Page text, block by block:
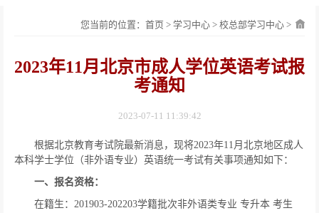
您当前的位置： 首页 > 学习中心 > 校总部学习中心 >
2023年11月北京市成人学位英语考试报
考通知
2023-07-11 11:39:42
根据北京教育考试院最新消息，现将2023年11月北京地区成人
本科学士学位（非外语专业）英语统一考试有关事项通知如下：
一、报名资格：
在籍生： 201903-202203学籍批次非外语类专业 专升本 考生